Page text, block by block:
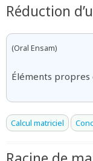
Réduction
(Oral Ensam)
Éléments propres
Calcul matriciel